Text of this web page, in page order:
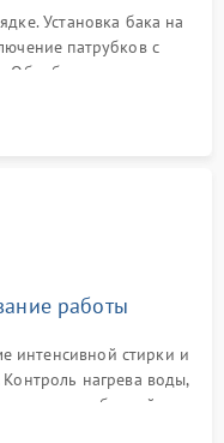
Установка бака на
патрубков с
стыков
протечек воды.
работы
интенсивной стирки и
нагрева воды,
излишних вибраций,
под корпусом.